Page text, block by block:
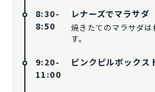
8:30-
8:50
レナーズでマラサダ
焼きたてのマラサダ
す。
9:20-
11:00
ピンクピルボック